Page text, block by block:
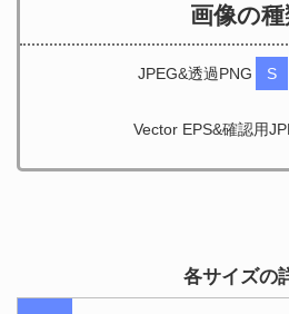
画像の
JPEG&透過PNG S
Vector EPS&確認用
各サイズの